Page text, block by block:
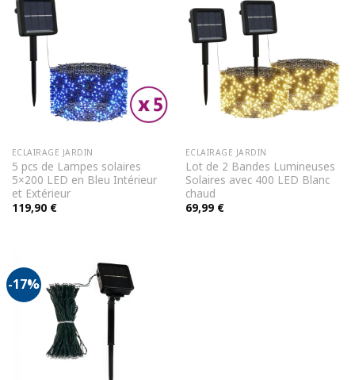
ECLAIRAGE JARDIN
5 pcs de Lampes solaires
5×200 LED en Bleu Intérieur
et Extérieur
119,90 €
ECLAIRAGE JARDIN
Lot de 2 Bandes Lumineuses
Solaires avec 400 LED Blanc
chaud
69,99 €
-17%